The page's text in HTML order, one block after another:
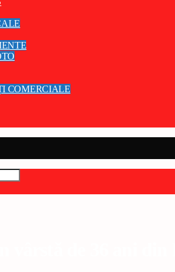
COMERCIALE